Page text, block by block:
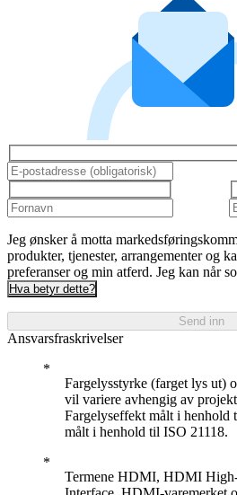
Jeg ønsker å motta
produkter, tjenester, arrangementer og
preferanser og min atferd. Jeg kan når
Hva betyr dette?
Send inn
Ansvarsfraskrivelser
Fargelysstyrke (farget lys ut)
vil variere avhengig av
Fargelyseffekt målt i
målt i henhold til ISO 21118.
Termene HDMI, HDMI